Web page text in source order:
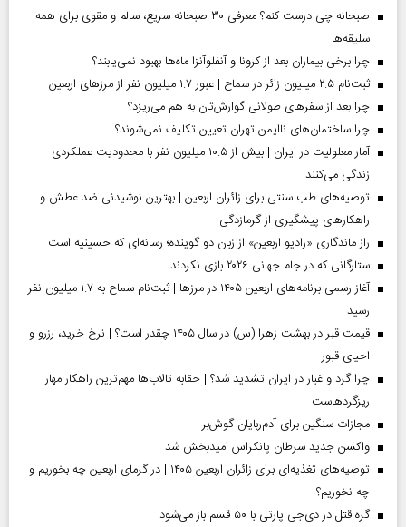
صبحانه چی درست کنم؟ معرفی ۳۰ صبحانه سریع، سالم و مقوی برای همه
سلیقه‌ها
چرا برخی بیماران بعد از کرونا و آنفلوآنزا ماه‌ها بهبود نمی‌یابند؟
ثبت‌نام ۲.۵ میلیون زائر در سماح | عبور ۱.۷ میلیون نفر از مرز‌های اربعین
چرا بعد از سفرهای طولانی گوارش‌تان به هم می‌ریزد؟
چرا ساختمان‌های ناایمن تهران تعیین تکلیف نمی‌شوند؟
آمار معلولیت در ایران | بیش از ۱۰.۵ میلیون نفر با محدودیت عملکردی
زندگی می‌کنند
توصیه‌های طب سنتی برای زائران اربعین | بهترین نوشیدنی ضد عطش و
راهکارهای پیشگیری از گرمازدگی
راز ماندگاری «رادیو اربعین» از زبان دو گوینده؛ رسانه‌ای که حسینیه است
ستارگانی که در جام جهانی ۲۰۲۶ بازی نکردند
آغاز رسمی برنامه‌های اربعین ۱۴۰۵ در مرز‌ها | ثبت‌نام سماح به ۱.۷ میلیون نفر
رسید
قیمت قبر در بهشت زهرا (س) در سال ۱۴۰۵ چقدر است؟ | نرخ خرید، رزرو و
احیای قبور
چرا گرد و غبار در ایران تشدید شد؟ | حقابه تالاب‌ها مهم‌ترین راهکار مهار
ریزگردهاست
مجازات سنگین برای آدم‌ربایان گوش‌بر
واکسن جدید سرطان پانکراس امیدبخش شد
توصیه‌های تغذیه‌ای برای زائران اربعین ۱۴۰۵ | در گرمای اربعین چه بخوریم و
چه نخوریم؟
گره قتل در دی‌جی پارتی با ۵۰ قسم باز می‌شود